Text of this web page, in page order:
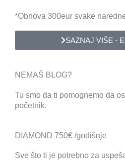
*Obnova 300eur svake
SAZNAJ VIŠE -
NEMAŠ BLOG?
Tu smo da ti pomognemo da
početnik.
DIAMOND 750€ /godišnje
Sve što ti je potrebno za